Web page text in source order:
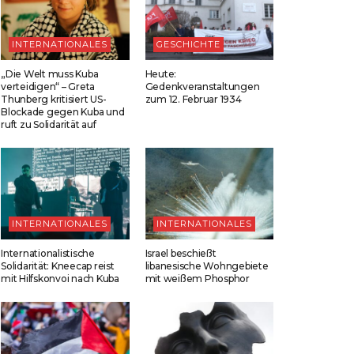
INTERNATIONALES
„Die Welt muss Kuba
verteidigen“ – Greta
Thunberg kritisiert US-
Blockade gegen Kuba und
ruft zu Solidarität auf
GESCHICHTE
Heute:
Gedenkveranstaltungen
zum 12. Februar 1934
INTERNATIONALES
Internationalistische
Solidarität: Kneecap reist
mit Hilfskonvoi nach Kuba
INTERNATIONALES
Israel beschießt
libanesische Wohngebiete
mit weißem Phosphor